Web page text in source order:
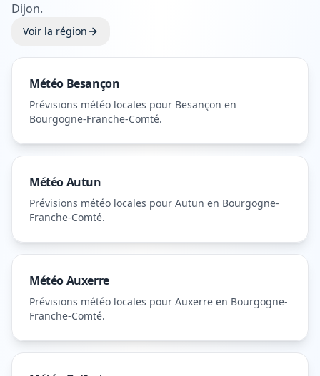
Dijon.
Voir la région
Météo Besançon
Prévisions météo locales pour Besançon en
Bourgogne-Franche-Comté.
MétéoAutun
Prévisions météo locales pour Autun en Bourgogne-
Franche-Comté.
MétéoAuxerre
Prévisions météo locales pour Auxerre en Bourgogne-
Franche-Comté.